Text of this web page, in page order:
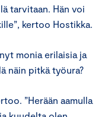
tarvitaan. Hän voi
kertoo Hostikka.
monia erilaisia ja
näin pitkä työura?
”Herään aamulla